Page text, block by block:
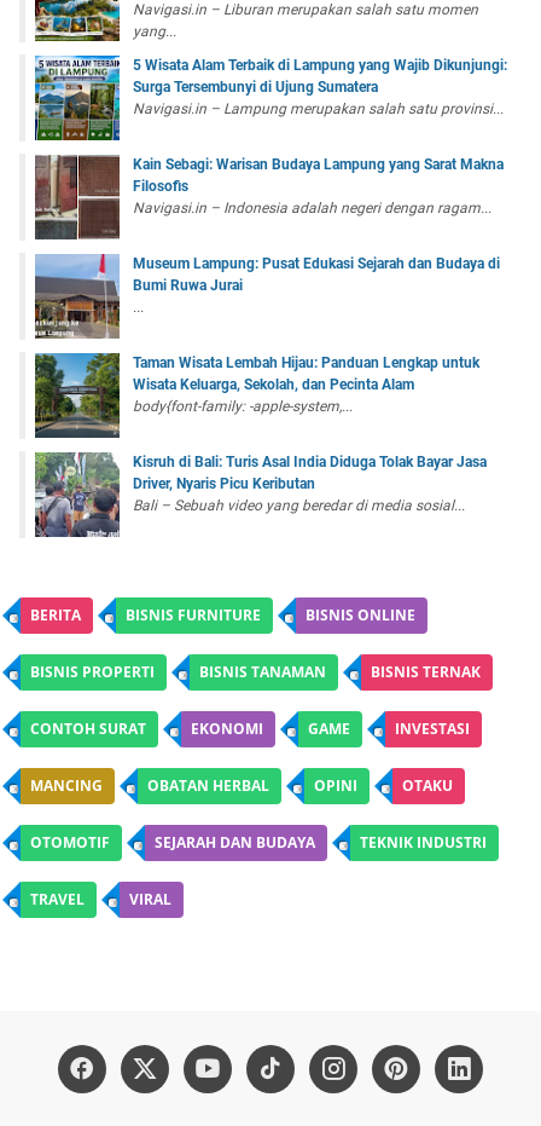
Navigasi.in – Liburan merupakan salah satu momen
yang...
5 Wisata Alam Terbaik di Lampung yang Wajib Dikunjungi:
Surga Tersembunyi di Ujung Sumatera
Navigasi.in – Lampung merupakan salah satu provinsi...
Kain Sebagi: Warisan Budaya Lampung yang Sarat Makna
Filosofis
Navigasi.in – Indonesia adalah negeri dengan ragam...
Museum Lampung: Pusat Edukasi Sejarah dan Budaya di
Bumi Ruwa Jurai
...
Taman Wisata Lembah Hijau: Panduan Lengkap untuk
Wisata Keluarga, Sekolah, dan Pecinta Alam
body{font-family: -apple-system,...
Kisruh di Bali: Turis Asal India Diduga Tolak Bayar Jasa
Driver, Nyaris Picu Keributan
Bali – Sebuah video yang beredar di media sosial...
BERITA BISNIS FURNITURE BISNIS ONLINE
BISNIS PROPERTI BISNIS TANAMAN BISNIS TERNAK
CONTOH SURAT EKONOMI GAME INVESTASI
MANCING OBATAN HERBAL OPINI OTAKU
OTOMOTIF SEJARAH DAN BUDAYA TEKNIK INDUSTRI
TRAVEL VIRAL